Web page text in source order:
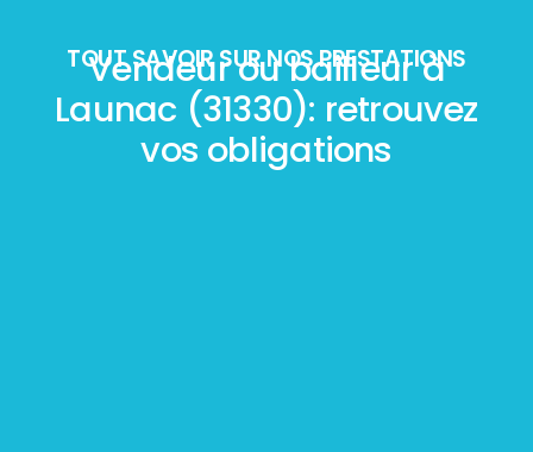
TOUT SAVOIR SUR NOS PRESTATIONS
Vendeur ou bailleur à
Launac (31330): retrouvez
vos obligations